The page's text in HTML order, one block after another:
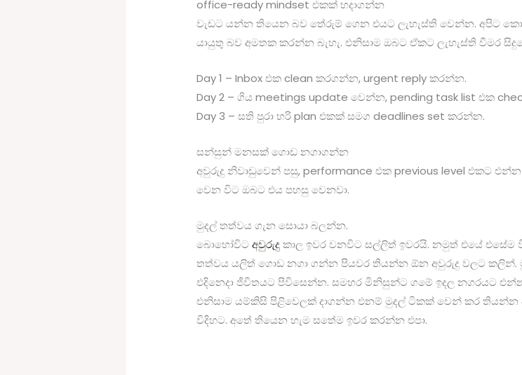
office-ready mindset එකක් හදාගන්න
වැඩට යන්න තියෙන බව තේරුම් ගෙන එයට ලැහැස්ති වෙන්න. අපිට
යායුතු බව අමතක කරන්න බැහැ. එනිසාම ඔබට ඒකට ලැහැස්ති වීමර
Day 1 – Inbox එක clean කරගන්න, urgent reply කරන්න.
Day 2 – ගිය meetings update වෙන්න, pending task list එක
Day 3 – සති පුරා හරි plan එකක් සමග deadlines set කරන්න.
සන්සුන් මනසක් ගොඩ නගාගන්න
අවුරුදු නිවාඩුවෙන් පසු, performance එක previous level එකට
වෙන විට ඔබට එය පහසු වෙනවා.
මුදල් තත්වය ගැන සොයා බලන්න.
බොහෝවිටඅවුරුදුකාල ඉවර වනවිට සල්ලිත් ඉවරයි. නමුත් එයේ එසේම
තත්වය යලිත් ගොඩ නගා ගන්න පියවර තියන්න ඕන අවුරුදු වලට කලින්.
එදිනෙදා ජීවිතයට පිවිසෙන්න. සමහර මිනිසුන්ට ගමේ ඉදල නගරයට
එනිසාම යම්කිසි පිළිවෙලක් දාගන්න එනම් මුදල් ටිකක් වෙන් කර තියන්න
විදිහට. අතේ තියෙන හැම සතේම ඉවර කරන්න එපා.